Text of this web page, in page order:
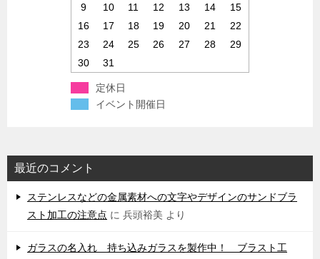
9
10 11 12 13 14
15
16
17 18 19 20 21
22
23
24 25 26 27 28
29
30
31
定休日
イベント開催日
最近のコメント
ステンレスなどの金属素材への文字やデザインのサンドブラ
スト加工の注意点 に 兵頭裕美 より
ガラスの名入れ 持ち込みガラスを製作中！ ブラスト工